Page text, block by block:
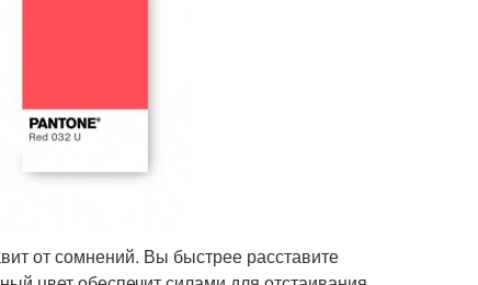
от сомнений. Вы быстрее расставите